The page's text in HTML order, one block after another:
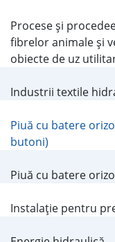
Procese şi
fibrelor animale şi
obiecte de uz
Industrii textile
Piuă cu batere
butoni)
Piuă cu batere
Instalaţie pentru